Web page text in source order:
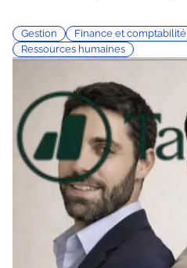
Gestion Finance et comptabilité
Ressources humaines